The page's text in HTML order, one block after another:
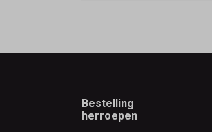
Footer
Bestelling
herroepen